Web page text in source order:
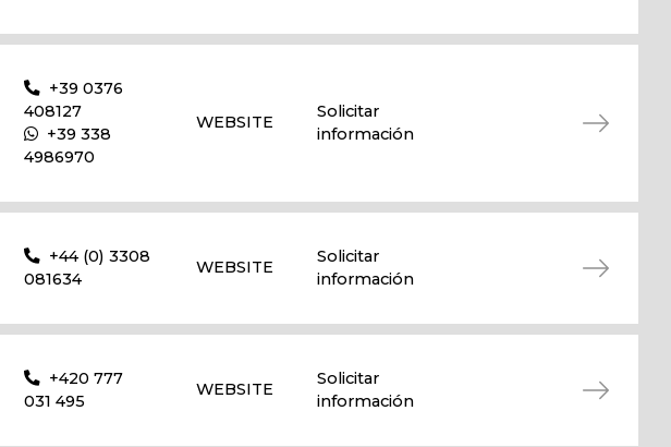
+39 0376
408127
+39 338
4986970
WEBSITE
Solicitar
información
+44 (0) 3308
081634
WEBSITE
Solicitar
información
+420 777
031 495
WEBSITE
Solicitar
información